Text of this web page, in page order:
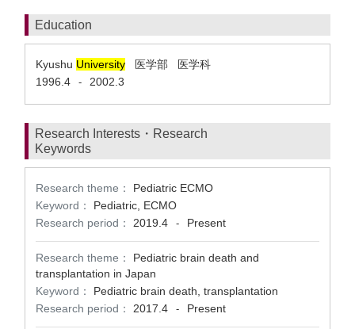
Education
Kyushu University 医学部 医学科
1996.4
- 2002.3
Research Interests・Research
Keywords
Research theme：
Pediatric ECMO
Keyword：
Pediatric, ECMO
Research period：
2019.4 - Present
Research theme：
Pediatric brain death and
transplantation in Japan
Keyword：
Pediatric brain death, transplantation
Research period：
2017.4 - Present